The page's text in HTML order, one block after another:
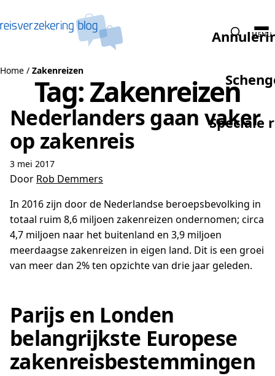
Speciale
MENU
Home / Zakenreizen
Tag:Zakenreizen
Nederlanders gaan vaker
op zakenreis
3 mei 2017
Door Rob Demmers
In 2016 zijn door de Nederlandse beroepsbevolking in
totaal ruim 8,6 miljoen zakenreizen ondernomen; circa
4,7 miljoen naar het buitenland en 3,9 miljoen
meerdaagse zakenreizen in eigen land. Dit is een groei
van meer dan 2% ten opzichte van drie jaar geleden.
Parijs en Londen
belangrijkste Europese
zakenreisbestemmingen